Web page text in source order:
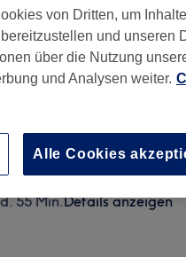
Schnitt
55 Min.Details anzeigen
von Dritten, um
und unseren
über die Nutzung
und Analysen weiter.
Alle Cookies